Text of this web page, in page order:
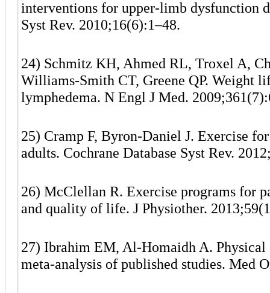
interventions for upper-limb dysfunction
Syst Rev. 2010;16(6):1–48.
24) Schmitz KH, Ahmed RL, Troxel A,
Williams-Smith CT, Greene QP. Weight
lymphedema. N Engl J Med.
25) Cramp F, Byron-Daniel J. Exercise
adults. Cochrane Database Syst Rev.
26) McClellan R. Exercise programs for
and quality of life. J Physiother.
27) Ibrahim EM, Al-Homaidh A.
meta-analysis of published studies. Med